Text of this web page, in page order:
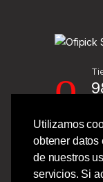
Utilizamos
obtener datos
de nuestros
servicios. Si
Calle
Vigo -